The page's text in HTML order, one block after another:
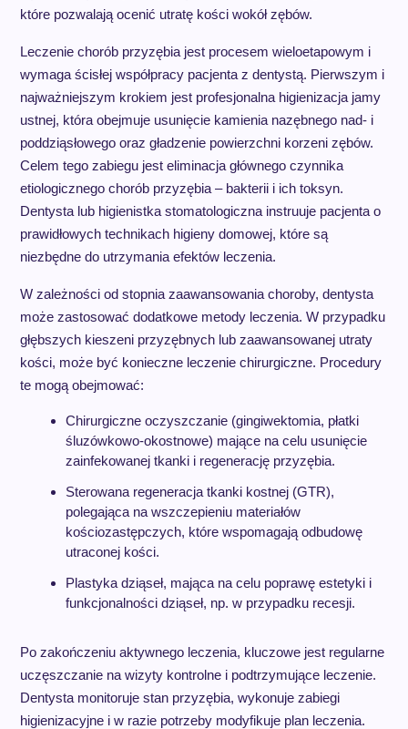
które pozwalają ocenić utratę kości wokół zębów.
Leczenie chorób przyzębia jest procesem wieloetapowym i
wymaga ścisłej współpracy pacjenta z dentystą. Pierwszym i
najważniejszym krokiem jest profesjonalna higienizacja jamy
ustnej, która obejmuje usunięcie kamienia nazębnego nad- i
poddziąsłowego oraz gładzenie powierzchni korzeni zębów.
Celem tego zabiegu jest eliminacja głównego czynnika
etiologicznego chorób przyzębia – bakterii i ich toksyn.
Dentysta lub higienistka stomatologiczna instruuje pacjenta o
prawidłowych technikach higieny domowej, które są
niezbędne do utrzymania efektów leczenia.
W zależności od stopnia zaawansowania choroby, dentysta
może zastosować dodatkowe metody leczenia. W przypadku
głębszych kieszeni przyzębnych lub zaawansowanej utraty
kości, może być konieczne leczenie chirurgiczne. Procedury
te mogą obejmować:
Chirurgiczne oczyszczanie (gingiwektomia, płatki
śluzówkowo-okostnowe) mające na celu usunięcie
zainfekowanej tkanki i regenerację przyzębia.
Sterowana regeneracja tkanki kostnej (GTR),
polegająca na wszczepieniu materiałów
kościozastępczych, które wspomagają odbudowę
utraconej kości.
Plastyka dziąseł, mająca na celu poprawę estetyki i
funkcjonalności dziąseł, np. w przypadku recesji.
Po zakończeniu aktywnego leczenia, kluczowe jest regularne
uczęszczanie na wizyty kontrolne i podtrzymujące leczenie.
Dentysta monitoruje stan przyzębia, wykonuje zabiegi
higienizacyjne i w razie potrzeby modyfikuje plan leczenia.